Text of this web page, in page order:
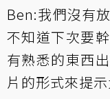
Ben:我們沒有
不知道下次要
有熟悉的東西
片的形式來提